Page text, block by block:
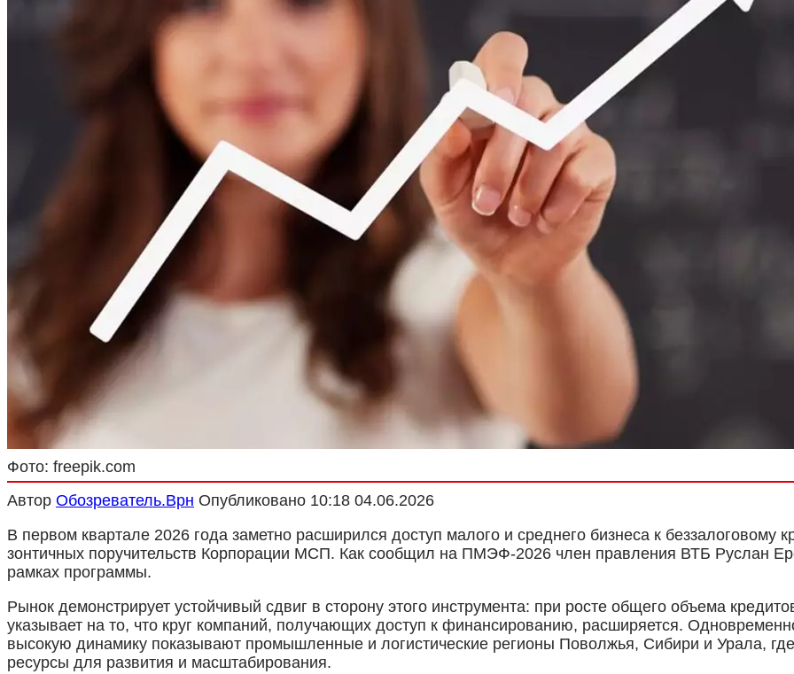
Спорт
Фото: freepik.com
Автор Обозреватель.Врн Опубликовано 10:18 04.06.2026
В первом квартале 2026 года заметно расширился доступ малого и среднего бизнеса к беззалоговому
зонтичных поручительств Корпорации МСП. Как сообщил на ПМЭФ-2026 член правления ВТБ Руслан
рамках программы.
Рынок демонстрирует устойчивый сдвиг в сторону этого инструмента: при росте общего объема
указывает на то, что круг компаний, получающих доступ к финансированию, расширяется.
высокую динамику показывают промышленные и логистические регионы Поволжья, Сибири и Урала, где
ресурсы для развития и масштабирования.